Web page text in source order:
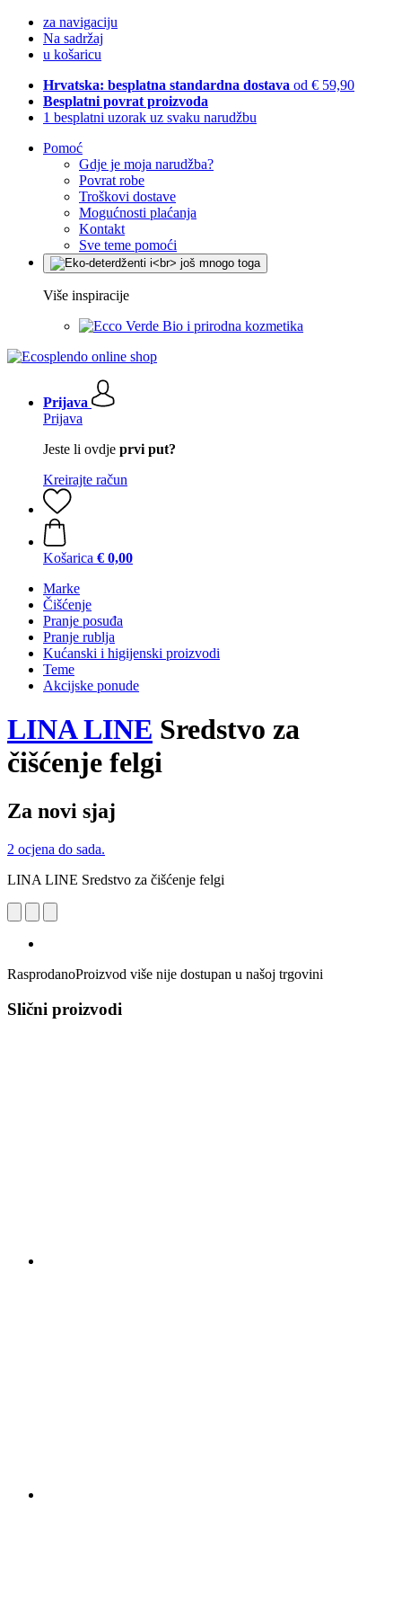
za navigaciju
Na sadržaj
u košaricu
Hrvatska: besplatna standardna dostava od € 59,90
Besplatni povrat proizvoda
1 besplatni uzorak uz svaku narudžbu
Pomoć
Gdje je moja narudžba?
Povrat robe
Troškovi dostave
Mogućnosti plaćanja
Kontakt
Sve teme pomoći
Više inspiracije
Bio i prirodna kozmetika
Prijava
Prijava
Jeste li ovdje prvi put?
Kreirajte račun
Košarica € 0,00
Marke
Čišćenje
Pranje posuđa
Pranje rublja
Kućanski i higijenski proizvodi
Teme
Akcijske ponude
LINA LINE Sredstvo za
čišćenje felgi
Za novi sjaj
2 ocjena do sada.
LINA LINE Sredstvo za čišćenje felgi
RasprodanoProizvod više nije dostupan u našoj trgovini
Slični proizvodi